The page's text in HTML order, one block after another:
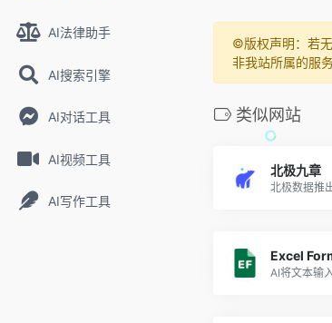
AI法律助手
AI搜索引擎
AI对话工具
AI视频工具
AI写作工具
©️版权声明：若
非我站所属的服
类似网站
北极九章
北极数据推
Excel
AI将文本输